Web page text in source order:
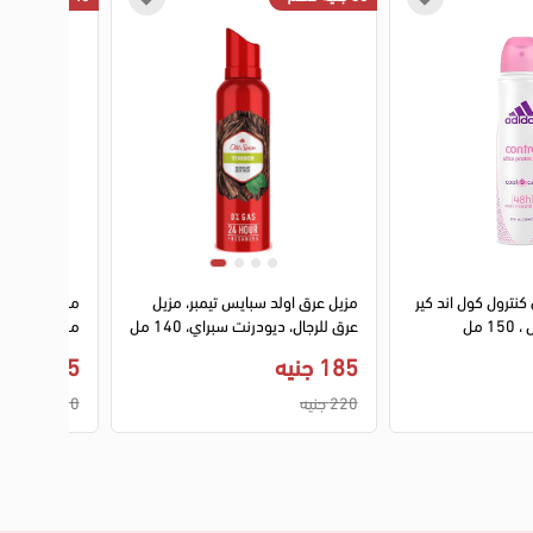
مزيل
من واتسونز, 150 مل
215 جنيه
260 جنيه
مزيل عرق اولد سبايس تيمبر، مزيل
عرق للرجال، ديودرنت سبراي، 140 مل
185 جنيه
220 جنيه
كول اند كير